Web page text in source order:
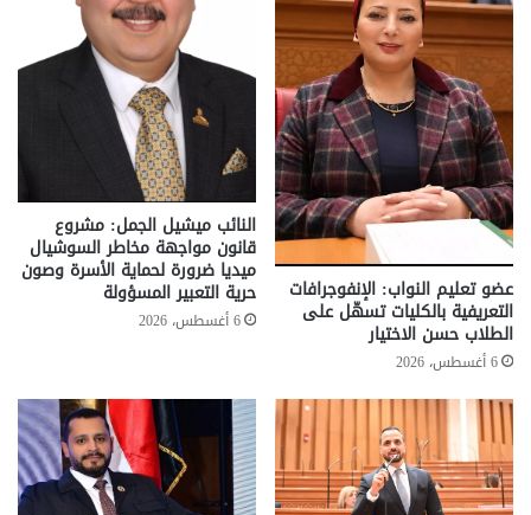
عضو تعليم النواب: الإنفوجرافات
التعريفية بالكليات تسهّل على
الطلاب حسن الاختيار
6 أغسطس، 2026
النائب ميشيل الجمل: مشروع
قانون مواجهة مخاطر السوشيال
ميديا ضرورة لحماية الأسرة وصون
حرية التعبير المسؤولة
6 أغسطس، 2026